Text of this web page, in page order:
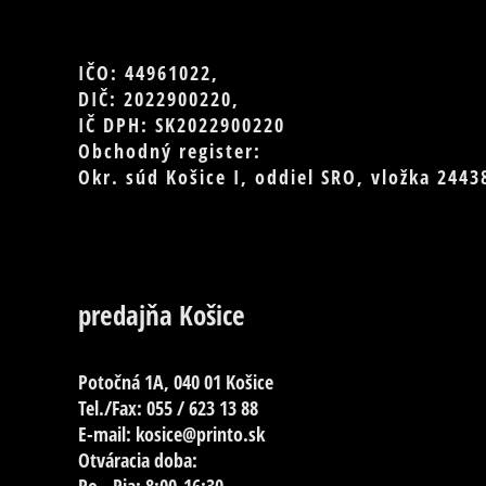
IČO: 44961022,
DIČ: 2022900220,
IČ DPH: SK2022900220
Obchodný register:
Okr. súd Košice I, oddiel SRO, vložka
predajňa Košice
Potočná 1A, 040 01 Košice
Tel./Fax: 055 / 623 13 88
E-mail: kosice@printo.sk
Otváracia doba: